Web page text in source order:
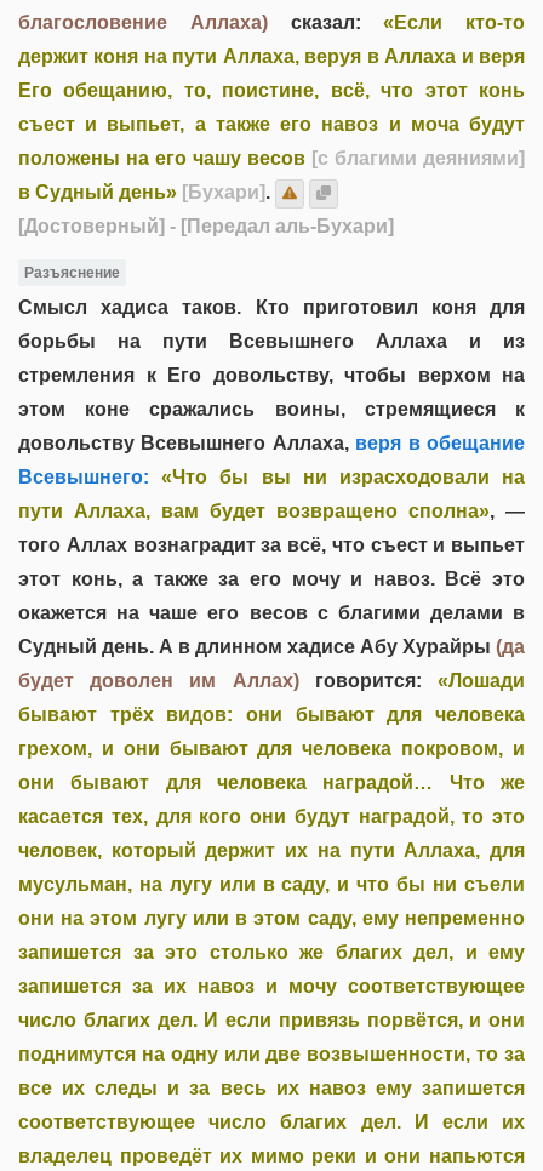
благословение Аллаха)сказал:«Если кто-то
держит коня на пути Аллаха, веруя в Аллаха и веря
Его обещанию, то, поистине, всё, что этот конь
съест и выпьет, а также его навоз и моча будут
положены на его чашу весов [с благими деяниями]
в Судный день» [Бухари].
[Достоверный] - [Передал аль-Бухари]
Разъяснение
Смысл хадиса таков. Кто приготовил коня для
борьбы на пути Всевышнего Аллаха и из
стремления к Его довольству, чтобы верхом на
этом коне сражались воины, стремящиеся к
довольству Всевышнего Аллаха,веря в обещание
Всевышнего:
«Что бы вы ни израсходовали на
пути Аллаха, вам будет возвращено сполна», —
того Аллах вознаградит за всё, что съест и выпьет
этот конь, а также за его мочу и навоз. Всё это
окажется на чаше его весов с благими делами в
Судный день. А в длинном хадисе Абу Хурайры (да
будет доволен им Аллах)говорится:«Лошади
бывают трёх видов: они бывают для человека
грехом, и они бывают для человека покровом, и
они бывают для человека наградой… Что же
касается тех, для кого они будут наградой, то это
человек, который держит их на пути Аллаха, для
мусульман, на лугу или в саду, и что бы ни съели
они на этом лугу или в этом саду, ему непременно
запишется за это столько же благих дел, и ему
запишется за их навоз и мочу соответствующее
число благих дел. И если привязь порвётся, и они
поднимутся на одну или две возвышенности, то за
все их следы и за весь их навоз ему запишется
соответствующее число благих дел. И если их
владелец проведёт их мимо реки и они напьются